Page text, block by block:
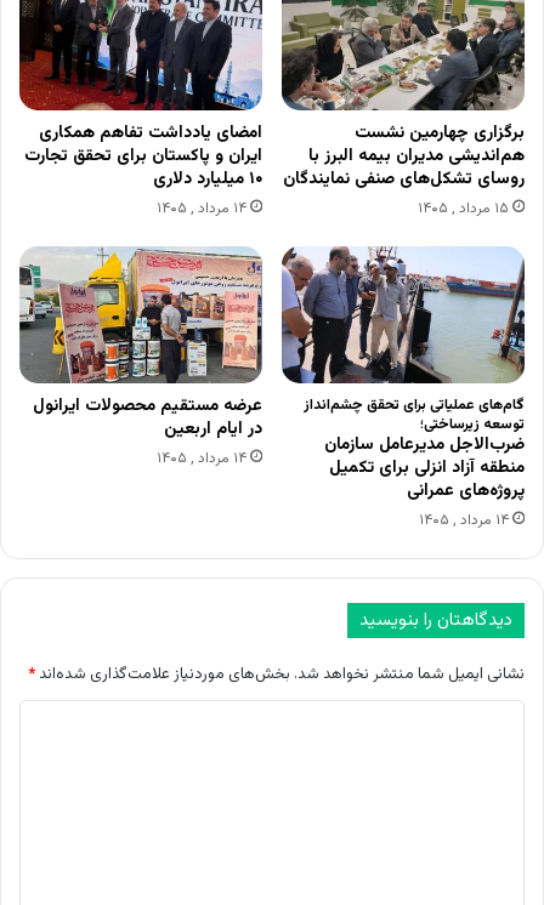
برگزاری چهارمین نشست
هم‌اندیشی مدیران بیمه البرز با
روسای تشکل‌های صنفی نمایندگان
۱۵ مرداد , ۱۴۰۵
امضای یادداشت تفاهم همکاری
ایران و پاکستان برای تحقق تجارت
۱۰ میلیارد دلاری
۱۴ مرداد , ۱۴۰۵
گام‌های عملیاتی برای تحقق چشم‌انداز
توسعه زیرساختی؛
ضرب‌الاجل مدیرعامل سازمان
منطقه آزاد انزلی برای تکمیل
پروژه‌های عمرانی
۱۴ مرداد , ۱۴۰۵
عرضه مستقیم محصولات ایرانول
در ایام اربعین
۱۴ مرداد , ۱۴۰۵
دیدگاهتان را بنویسید
نشانی ایمیل شما منتشر نخواهد شد. بخش‌های موردنیاز علامت‌گذاری شده‌اند *